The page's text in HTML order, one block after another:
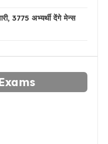
3775 अभ्यर्थी देंगे मेन्स